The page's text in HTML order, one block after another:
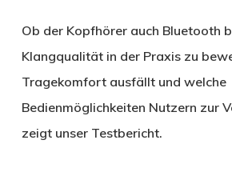
Ob der Kopfhörer auch Bluetooth
Klangqualität in der Praxis zu
Tragekomfort ausfällt und welche
Bedienmöglichkeiten Nutzern zur
zeigt unser Testbericht.